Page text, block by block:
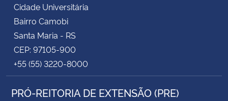
Cidade Universitária
Bairro Camobi
Santa Maria - RS
CEP: 97105-900
+55 (55) 3220-8000
PRÓ-REITORIA DE EXTENSÃO (PRE)